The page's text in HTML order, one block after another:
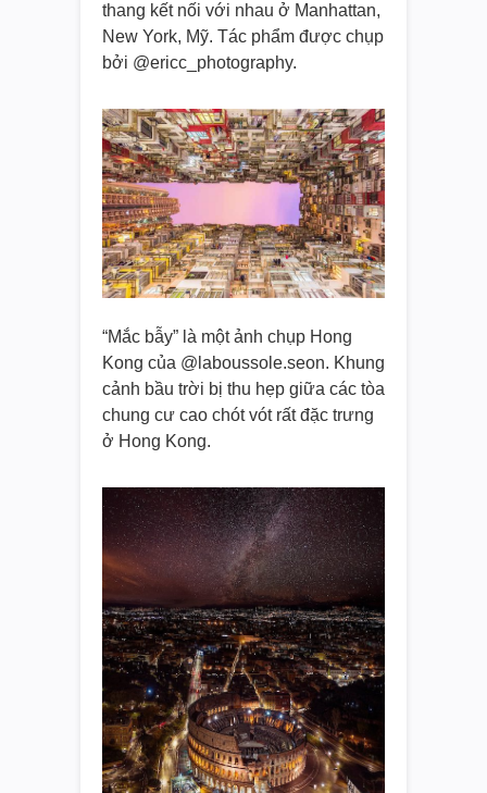
thang kết nối với nhau ở Manhattan,
New York, Mỹ. Tác phẩm được chụp
bởi @ericc_photography.
“Mắc bẫy” là một ảnh chụp Hong
Kong của @laboussole.seon. Khung
cảnh bầu trời bị thu hẹp giữa các tòa
chung cư cao chót vót rất đặc trưng
ở Hong Kong.